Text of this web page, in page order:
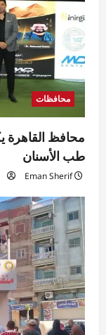
محافظات
محافظ القاهرة
طب الأسنان
Eman Sherif